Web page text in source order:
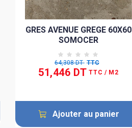
GRES AVENUE GREGE 60X60
SOMOCER
64,308 DT TTC
51,446 DT TTC / M2
Ajouter au panier